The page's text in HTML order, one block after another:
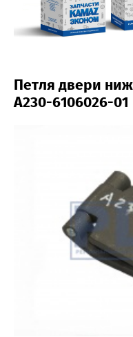
Петля двери
А230-6106026-01